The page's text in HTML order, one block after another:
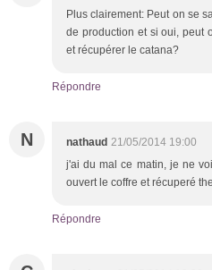
Plus clairement: Peut on se
de production et si oui, peut
et récupérer le catana?
Répondre
N nathaud 21/05/2014 19:00
j'ai du mal ce matin, je ne
ouvert le coffre et récuperé
Répondre